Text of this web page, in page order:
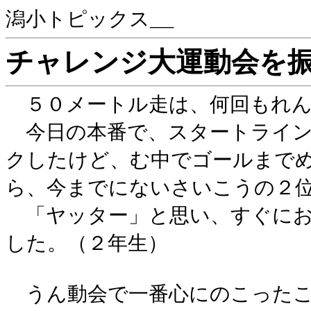
潟小トピックス__
チャレンジ大運動会を
５０メートル走は、何回もれ
今日の本番で、スタートライ
クしたけど、む中でゴールまで
ら、今までにないさいこうの２
「ヤッター」と思い、すぐに
した。（２年生）
うん動会で一番心にのこった